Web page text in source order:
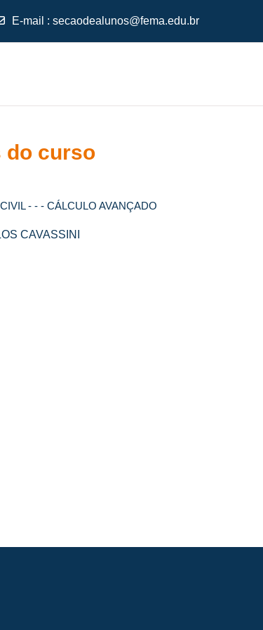
E-mail : secaodealunos@fema.edu.br
do curso
- - - CÁLCULO AVANÇADO
CAVASSINI